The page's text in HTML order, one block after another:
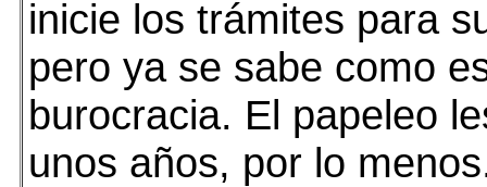
inicie los trámites para
pero ya se sabe como
burocracia. El papeleo
unos años, por lo